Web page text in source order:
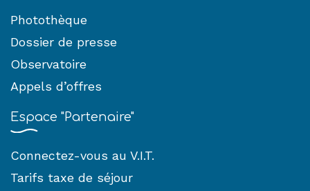
Photothèque
Dossier de presse
Observatoire
Appels d’offres
Espace "Partenaire"
Connectez-vous au V.I.T.
Tarifs taxe de séjour